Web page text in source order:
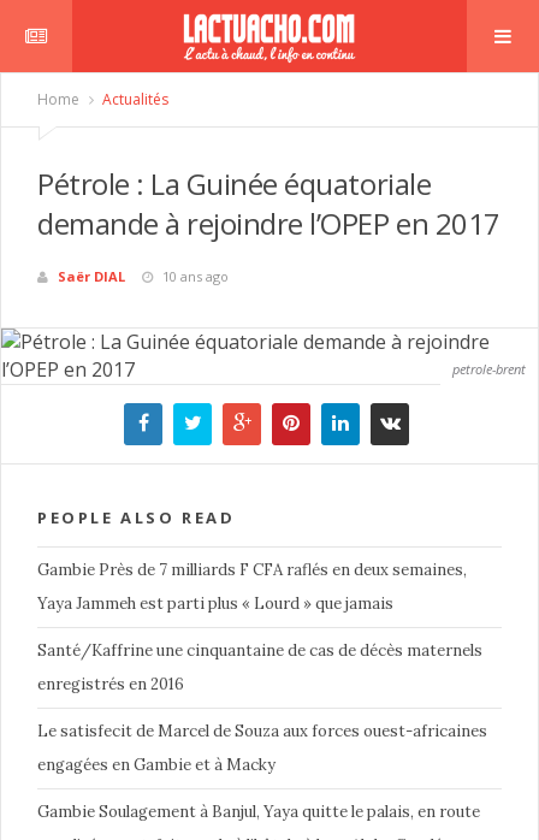
Home Actualités
Pétrole : La Guinée équatoriale
demande à rejoindre l’OPEP en 2017
Saër DIAL 10 ans ago
petrole-brent
PEOPLE ALSO READ
Gambie Près de 7 milliards F CFA raflés en deux semaines,
Yaya Jammeh est parti plus « Lourd » que jamais
Santé/Kaffrine une cinquantaine de cas de décès maternels
enregistrés en 2016
Le satisfecit de Marcel de Souza aux forces ouest-africaines
engagées en Gambie et à Macky
Gambie Soulagement à Banjul, Yaya quitte le palais, en route